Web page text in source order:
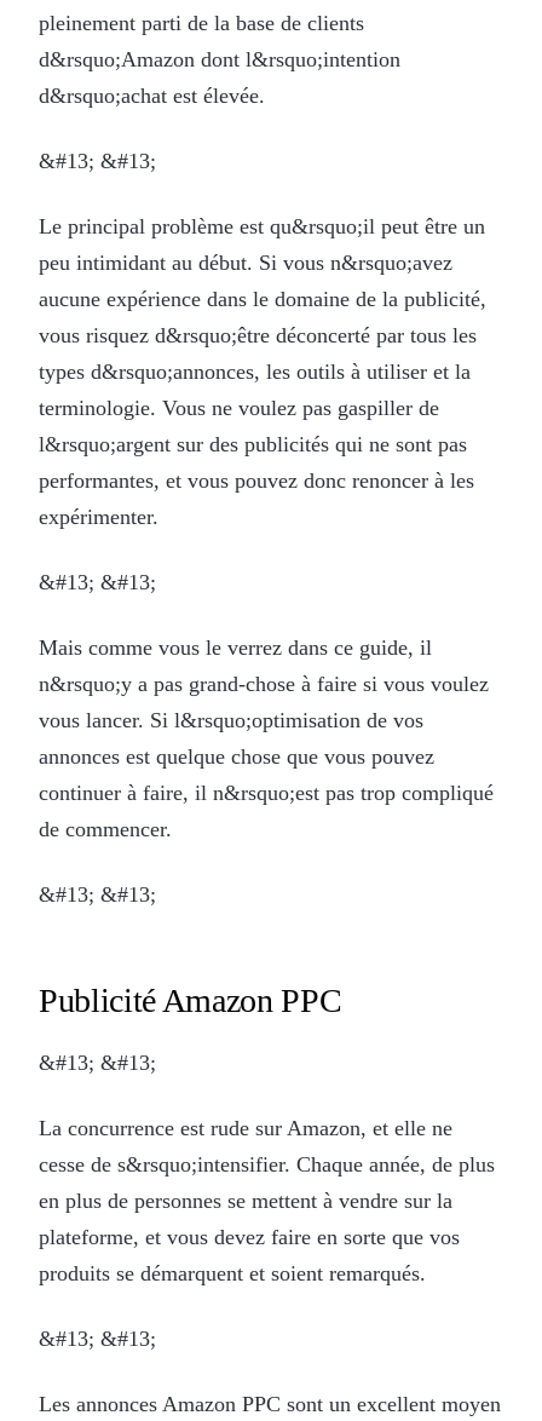
pleinement parti de la base de clients
d&rsquo;Amazon dont l&rsquo;intention
d&rsquo;achat est élevée.
&#13; &#13;
Le principal problème est qu&rsquo;il peut être un
peu intimidant au début. Si vous n&rsquo;avez
aucune expérience dans le domaine de la publicité,
vous risquez d&rsquo;être déconcerté par tous les
types d&rsquo;annonces, les outils à utiliser et la
terminologie. Vous ne voulez pas gaspiller de
l&rsquo;argent sur des publicités qui ne sont pas
performantes, et vous pouvez donc renoncer à les
expérimenter.
&#13; &#13;
Mais comme vous le verrez dans ce guide, il
n&rsquo;y a pas grand-chose à faire si vous voulez
vous lancer. Si l&rsquo;optimisation de vos
annonces est quelque chose que vous pouvez
continuer à faire, il n&rsquo;est pas trop compliqué
de commencer.
&#13; &#13;
Publicité Amazon PPC
&#13; &#13;
La concurrence est rude sur Amazon, et elle ne
cesse de s&rsquo;intensifier. Chaque année, de plus
en plus de personnes se mettent à vendre sur la
plateforme, et vous devez faire en sorte que vos
produits se démarquent et soient remarqués.
&#13; &#13;
Les annonces Amazon PPC sont un excellent moyen